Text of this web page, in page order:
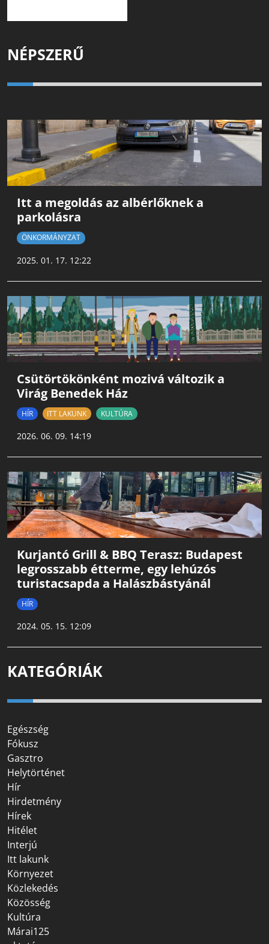
NÉPSZERŰ
Itt a megoldás az albérlőknek a
parkolásra
ÖNKORMÁNYZAT
2025. 01. 17. 12:22
Csütörtökönként mozivá változik a
Virág Benedek Ház
HÍR ITT LAKUNK KULTÚRA
2026. 06. 09. 14:19
Kurjantó Grill & BBQ Terasz: Budapest
legrosszabb étterme, egy lehúzós
turistacsapda a Halászbástyánál
HÍR
2024. 05. 15. 12:09
KATEGÓRIÁK
Egészség
Fókusz
Gasztro
Helytörténet
Hír
Hirdetmény
Hírek
Hitélet
Interjú
Itt lakunk
Környezet
Közlekedés
Közösség
Kultúra
Márai125